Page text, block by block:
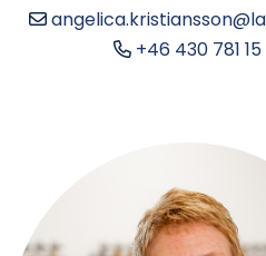
+46 430 781 15